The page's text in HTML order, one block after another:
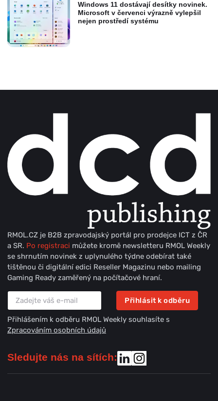
Windows 11 dostávají desítky novinek.
Microsoft v červenci výrazně vylepšil
nejen prostředí systému
RMOL.CZ je B2B zpravodajský portál pro prodejce ICT z ČR
a SR. Po registraci můžete kromě newsletteru RMOL Weekly
se shrnutím novinek z uplynulého týdne odebírat také
tištěnou či digitální edici Reseller Magazinu nebo mailing
Gaming Ready zaměřený na počítačové hraní.
Přihlásit k odběru
Přihlášením k odběru RMOL Weekly souhlasíte s
Zpracováním osobních údajů
Sledujte nás na sítích: